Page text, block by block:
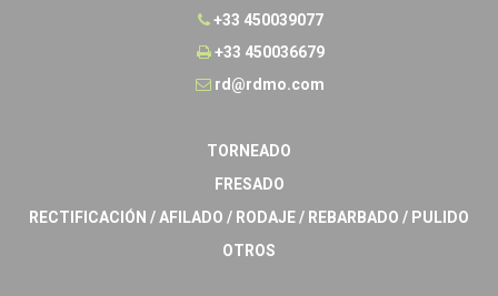
+33 450039077
+33 450036679
rd@rdmo.com
TORNEADO
FRESADO
RECTIFICACIÓN / AFILADO / RODAJE / REBARBADO / PULIDO
OTROS